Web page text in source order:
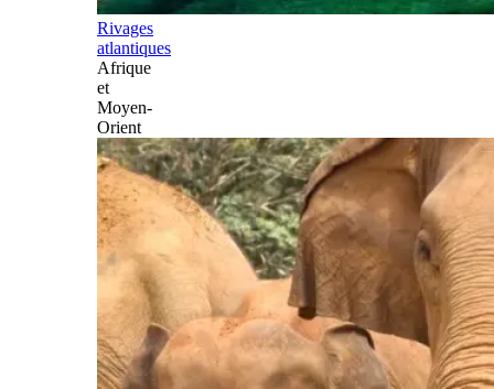
Rivages
atlantiques
Afrique
et
Moyen-
Orient